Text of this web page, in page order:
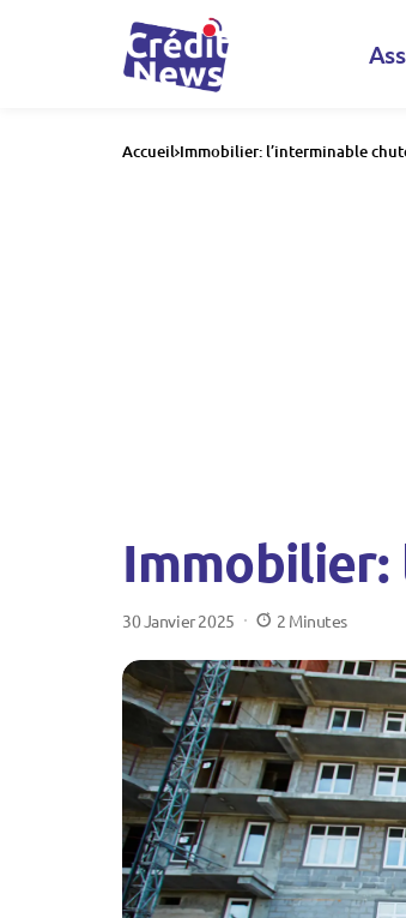
Accueil Immobilier: l’interminable
Immobilier:
30 Janvier 2025 2 Minutes